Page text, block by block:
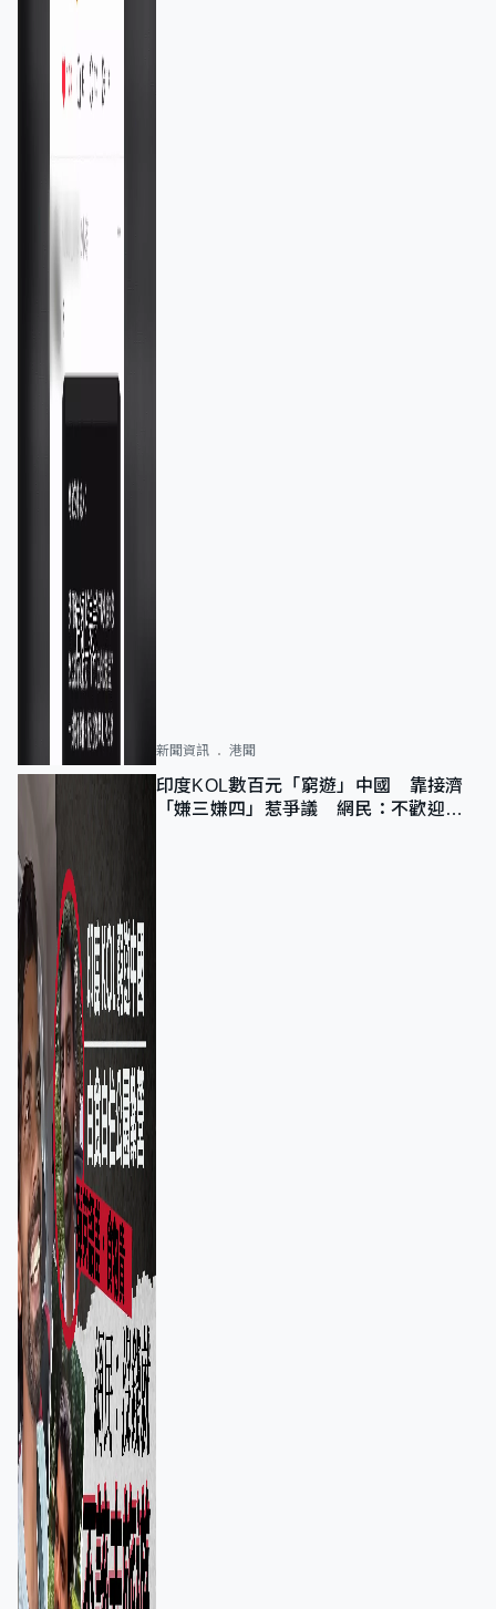
新聞資訊 港聞
印度KOL數百元「窮遊」中國 靠接濟
「嫌三嫌四」惹爭議 網民：不歡迎劣